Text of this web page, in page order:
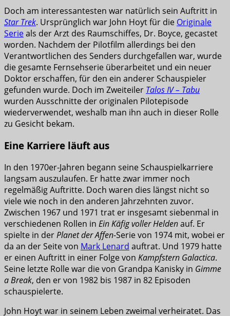
Doch am interessantesten war natürlich sein Auftritt in
Star Trek. Ursprünglich war John Hoyt für die Originale
Serieals der Arzt des Raumschiffes, Dr. Boyce, gecastet
worden. Nachdem der Pilotfilm allerdings bei den
Verantwortlichen des Senders durchgefallen war, wurde
die gesamte Fernsehserie überarbeitet und ein neuer
Doktor erschaffen, für den ein anderer Schauspieler
gefunden wurde. Doch im Zweiteiler Talos IV – Tabu
wurden Ausschnitte der originalen Pilotepisode
wiederverwendet, weshalb man ihn auch in dieser Rolle
zu Gesicht bekam.
Eine Karriere läuft aus
In den 1970er-Jahren begann seine Schauspielkarriere
langsam auszulaufen. Er hatte zwar immer noch
regelmäßig Auftritte. Doch waren dies längst nicht so
viele wie noch in den anderen Jahrzehnten zuvor.
Zwischen 1967 und 1971 trat er insgesamt siebenmal in
verschiedenen Rollen in Ein Käfig voller Heldenauf. Er
spielte in derPlanet der Affen-Serie von 1974 mit, wobei er
da an der Seite von Mark Lenard auftrat. Und 1979 hatte
er einen Auftritt in einer Folge von Kampfstern Galactica.
Seine letzte Rolle war die von Grandpa Kanisky in Gimme
a Break, den er von 1982 bis 1987 in 82 Episoden
schauspielerte.
John Hoyt war in seinem Leben zweimal verheiratet. Das